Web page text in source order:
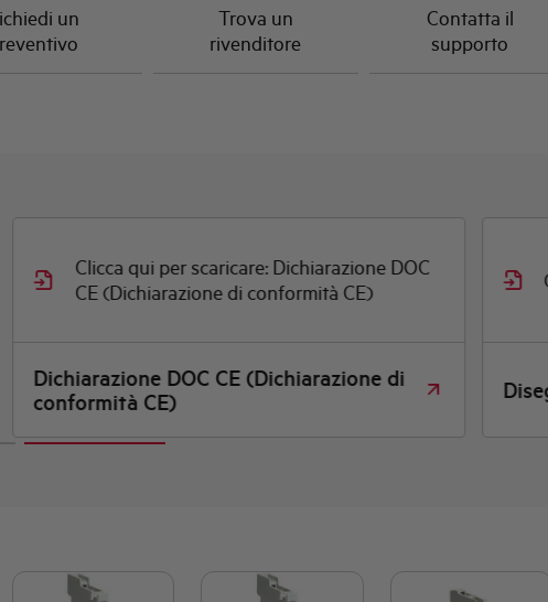
un
Trova un
rivenditore
Contatta il
supporto
Clicca qui per scaricare: Dichiarazione DOC
CE (Dichiarazione di conformità CE)
Dichiarazione DOC CE (Dichiarazione di
conformità CE)